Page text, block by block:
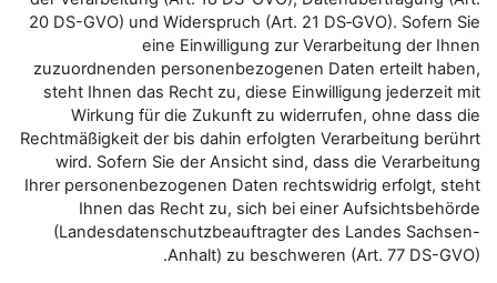
20 DS-GVO) und Widerspruch
eine Einwilligung
zuzuordnenden
steht Ihnen das Recht zu,
Wirkung für die Zukunft zu
Rechtmäßigkeit der bis dahin
wird. Sofern Sie der Ansicht
Ihrer personenbezogenen Daten
Ihnen das Recht zu, sich
Anhalt) zu